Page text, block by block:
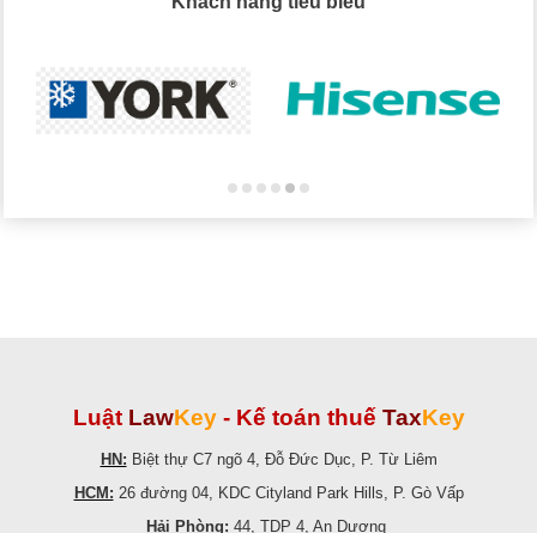
Luật LawKey - Kế toán thuế TaxKey
HN: Biệt thự C7 ngõ 4, Đỗ Đức Dục, P. Từ Liêm
HCM: 26 đường 04, KDC Cityland Park Hills, P. Gò Vấp
Hải Phòng: 44, TDP 4, An Dương